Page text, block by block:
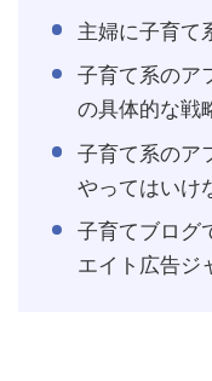
主婦に子育て
子育て系のア
の具体的な戦
子育て系のア
やってはいけ
子育てブログ
エイト広告ジ